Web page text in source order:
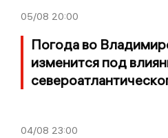
05/08 20:00
Погода во
изменится под
04/08 23:00